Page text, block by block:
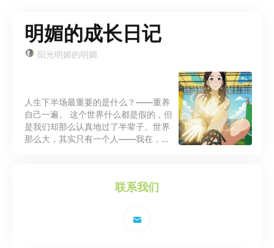
明媚的成长日记
阳光明媚的明媚
人生下半场最重要的是什么？——重养
自己一遍。 这个世界什么都是假的，但
是我们却那么认真地过了半辈子。世界
那么大，其实只有一个人——我在，世
联系我们